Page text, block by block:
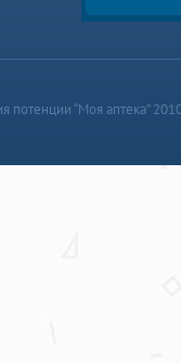
потенции “Моя аптека”